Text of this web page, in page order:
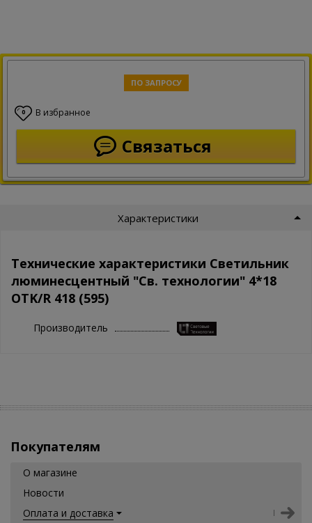
ПО ЗАПРОСУ
0 В избранное
Связаться
Характеристики
Технические характеристики Светильник
люминесцентный "Св. технологии" 4*18
OTK/R 418 (595)
Производитель
Покупателям
О магазине
Новости
Оплата и доставка